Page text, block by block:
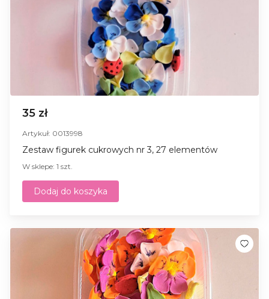
35 zł
Artykuł: 0013998
Zestaw figurek cukrowych nr 3, 27 elementów
W sklepe: 1 szt.
Dodaj do koszyka